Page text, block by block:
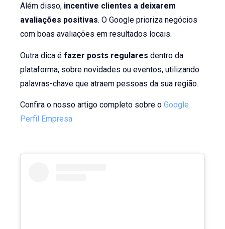
Além disso, incentive clientes a deixarem
avaliações positivas. O Google prioriza negócios
com boas avaliações em resultados locais.
Outra dica éfazer posts regulares dentro da
plataforma, sobre novidades ou eventos, utilizando
palavras-chave que atraem pessoas da sua região.
Confira o nosso artigo completo sobre oGoogle
Perfil Empresa